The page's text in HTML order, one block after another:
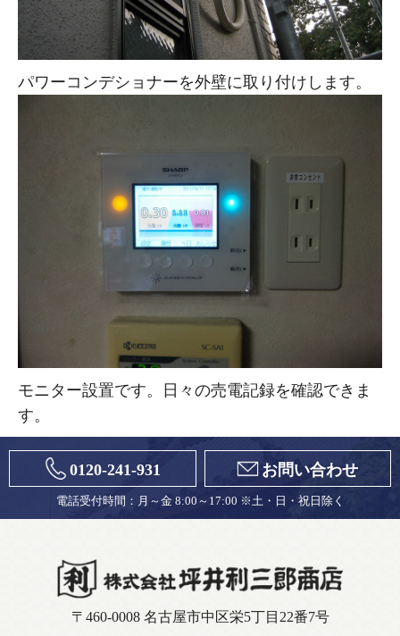
パワーコンデショナーを外壁に取り付けします。
モニター設置です。日々の売電記録を確認できま
す。
0120-241-931 お問い合わせ
電話受付時間：月～金 8:00～17:00 ※土・日・祝日除く
〒460-0008 名古屋市中区栄5丁目22番7号